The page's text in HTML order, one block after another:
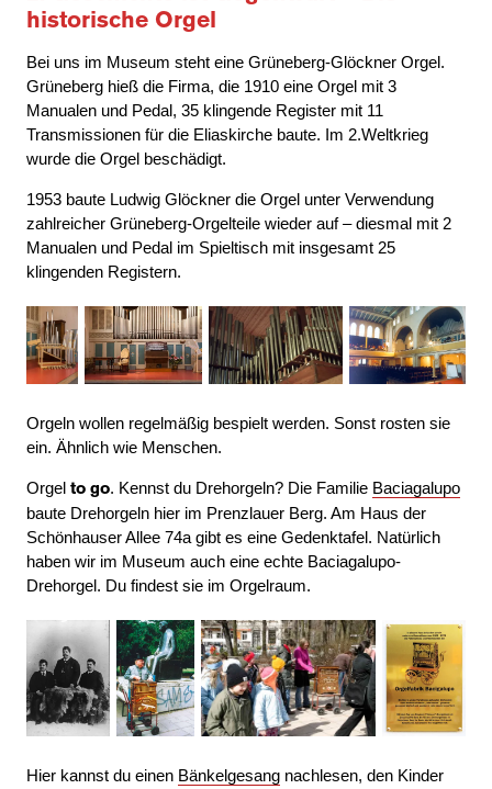
historische Orgel
Bei uns im Museum steht eine Grüneberg-Glöckner Orgel.
Grüneberg hieß die Firma, die 1910 eine Orgel mit 3
Manualen und Pedal, 35 klingende Register mit 11
Transmissionen für die Eliaskirche baute. Im 2.Weltkrieg
wurde die Orgel beschädigt.
1953 baute Ludwig Glöckner die Orgel unter Verwendung
zahlreicher Grüneberg-Orgelteile wieder auf – diesmal mit 2
Manualen und Pedal im Spieltisch mit insgesamt 25
klingenden Registern.
Orgeln wollen regelmäßig bespielt werden. Sonst rosten sie
ein. Ähnlich wie Menschen.
Orgel to go. Kennst du Drehorgeln? Die Familie Baciagalupo
baute Drehorgeln hier im Prenzlauer Berg. Am Haus der
Schönhauser Allee 74a gibt es eine Gedenktafel. Natürlich
haben wir im Museum auch eine echte Baciagalupo-
Drehorgel. Du findest sie im Orgelraum.
Hier kannst du einen Bänkelgesang nachlesen, den Kinder